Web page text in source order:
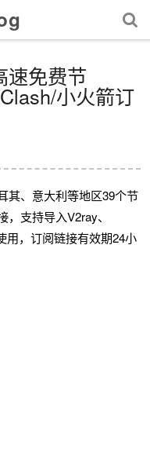
速免费节
小火箭订
其、意大利等地区39个节
支持导入V2ray、
用，订阅链接有效期24小